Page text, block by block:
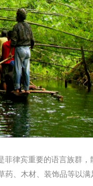
律宾重要的语言族群，
、木材、装饰品等以